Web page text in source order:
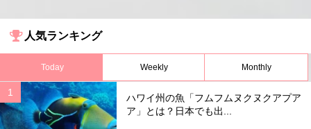
人気ランキング
Today Weekly Monthly
ハワイ州の魚「フムフムヌクヌクアプア
ア」とは？日本でも出...